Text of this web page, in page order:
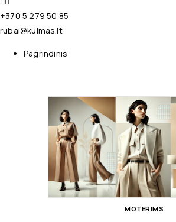
+370 5 279 50 85
rubai@kulmas.lt
Pagrindinis
MOTERIMS